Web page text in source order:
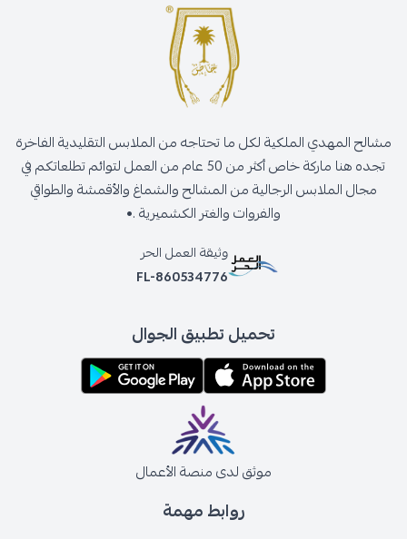
روابط مهمة
مشالح المهدي الملكية لكل ما تحتاجه من الملابس التقليدية الفاخرة
تجده هنا ماركة خاص أكثر من 50 عام من العمل لتوائم تطلعاتكم في
مجال الملابس الرجالية من المشالح والشماغ والأقمشة والطواقي
والفروات والغتر الكشميرية .•
وثيقة العمل الحر
FL-860534776
تحميل تطبيق الجوال
موثق لدى منصة الأعمال